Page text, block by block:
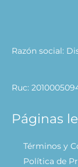
Razón social:
Ruc:
Páginas
Términos y
Política de